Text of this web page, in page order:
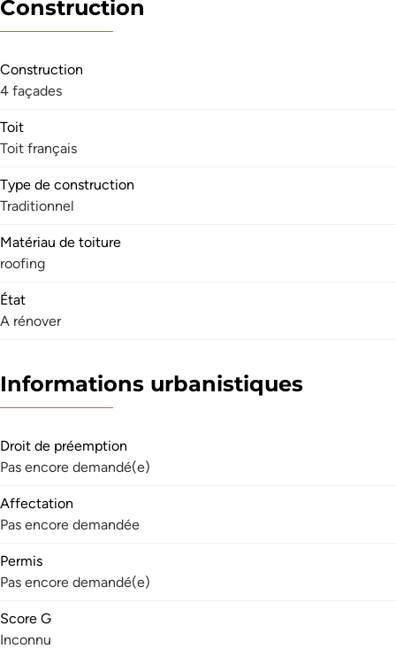
Construction
Construction
4 façades
Toit
Toit français
Type de construction
Traditionnel
Matériau de toiture
roofing
État
A rénover
Informations urbanistiques
Droit de préemption
Pas encore demandé(e)
Affectation
Pas encore demandée
Permis
Pas encore demandé(e)
Score G
Inconnu